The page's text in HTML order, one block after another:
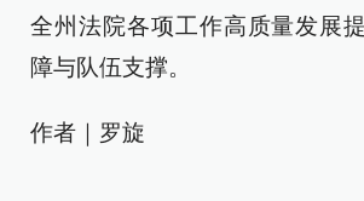
全州法院各项工作高质量发展
障与队伍支撑。
作者｜罗旋